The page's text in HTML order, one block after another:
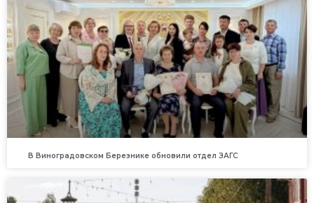
В Виноградовском Березнике обновили отдел ЗАГС